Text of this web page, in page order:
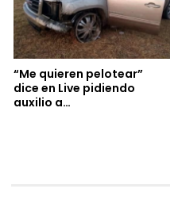
“Me quieren pelotear”
dice en Live pidiendo
auxilio a…